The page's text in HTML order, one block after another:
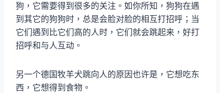
狗，它需要得到很多的关注。如你所知，狗狗在遇
到其它的狗狗时，总是会脸对脸的相互打招呼；当
它们遇到比它们高的人时，它们就会跳起来，好打
招呼和与人互动。
另一个德国牧羊犬跳向人的原因也许是，它想吃东
西，它想得到食物。